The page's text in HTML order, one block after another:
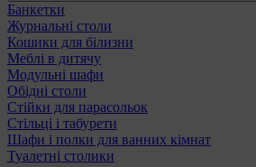
Банкетки
Журнальні столи
Кошики для білизни
Меблі в дитячу
Модульні шафи
Обідні столи
Стійки для парасольок
Стільці і табурети
Шафи і полки для ванних кімнат
Туалетні столики